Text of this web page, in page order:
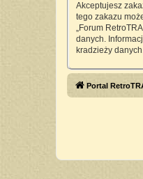
Akceptujesz
tego zakazu
„Forum
danych.
kradzieży
Portal